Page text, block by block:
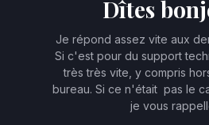
Dîtes
Je répond assez vite aux
Si c'est pour du support
très très vite, y compris
bureau. Si ce n'était pas le
je vous